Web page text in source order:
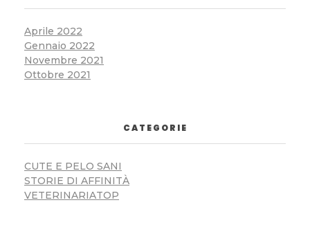
Aprile 2022
Gennaio 2022
Novembre 2021
Ottobre 2021
CATEGORIE
CUTE E PELO SANI
STORIE DI AFFINITÀ
VETERINARIATOP